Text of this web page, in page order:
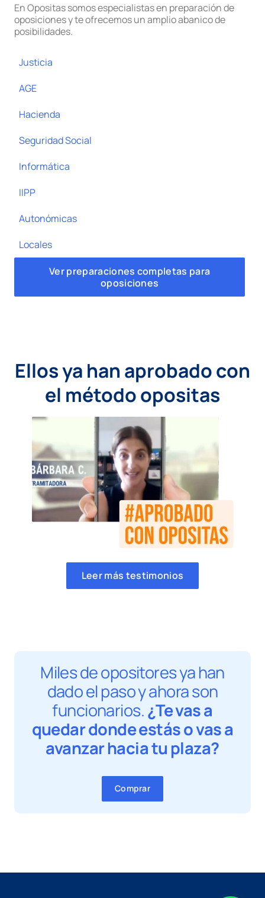
En Opositas somos especialistas en preparación de
oposiciones y te ofrecemos un amplio abanico de
posibilidades.
Justicia
AGE
Hacienda
Seguridad Social
Informática
IIPP
Autonómicas
Locales
Ver preparaciones completas para
oposiciones
Ellos ya han aprobado con
el método opositas
Leer más testimonios
Miles de opositores ya han
dado el paso y ahora son
funcionarios.¿Te vas a
quedar donde estás o vas a
avanzar hacia tu plaza?
Comprar